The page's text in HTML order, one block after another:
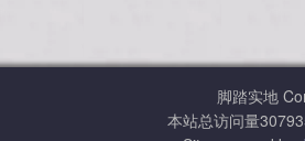
脚踏实地
本站总访问量